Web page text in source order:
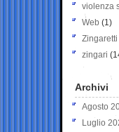
violenza
Web (1)
Zingaretti
zingari
Archivi
Agosto
Luglio